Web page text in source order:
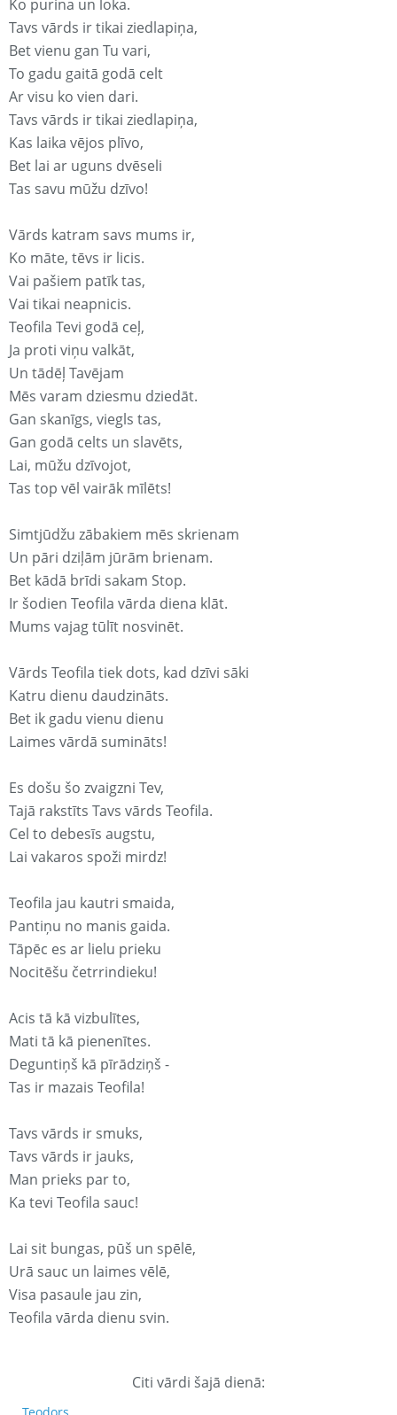
Ko purina un loka.
Tavs vārds ir tikai ziedlapiņa,
Bet vienu gan Tu vari,
To gadu gaitā godā celt
Ar visu ko vien dari.
Tavs vārds ir tikai ziedlapiņa,
Kas laika vējos plīvo,
Bet lai ar uguns dvēseli
Tas savu mūžu dzīvo!
Vārds katram savs mums ir,
Ko māte, tēvs ir licis.
Vai pašiem patīk tas,
Vai tikai neapnicis.
Teofila Tevi godā ceļ,
Ja proti viņu valkāt,
Un tādēļ Tavējam
Mēs varam dziesmu dziedāt.
Gan skanīgs, viegls tas,
Gan godā celts un slavēts,
Lai, mūžu dzīvojot,
Tas top vēl vairāk mīlēts!
Simtjūdžu zābakiem mēs skrienam
Un pāri dziļām jūrām brienam.
Bet kādā brīdi sakam Stop.
Ir šodien Teofila vārda diena klāt.
Mums vajag tūlīt nosvinēt.
Vārds Teofila tiek dots, kad dzīvi sāki
Katru dienu daudzināts.
Bet ik gadu vienu dienu
Laimes vārdā sumināts!
Es došu šo zvaigzni Tev,
Tajā rakstīts Tavs vārds Teofila.
Cel to debesīs augstu,
Lai vakaros spoži mirdz!
Teofila jau kautri smaida,
Pantiņu no manis gaida.
Tāpēc es ar lielu prieku
Nocitēšu četrrindieku!
Acis tā kā vizbulītes,
Mati tā kā pienenītes.
Deguntiņš kā pīrādziņš -
Tas ir mazais Teofila!
Tavs vārds ir smuks,
Tavs vārds ir jauks,
Man prieks par to,
Ka tevi Teofila sauc!
Lai sit bungas, pūš un spēlē,
Urā sauc un laimes vēlē,
Visa pasaule jau zin,
Teofila vārda dienu svin.
Citi vārdi šajā dienā: